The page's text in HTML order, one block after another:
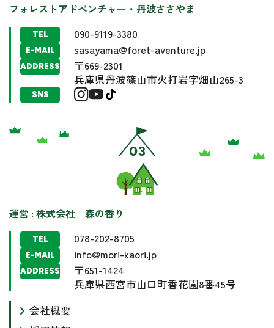
フォレストアドベンチャー・丹波ささやま
TEL 090-9119-3380
E-MAIL sasayama@foret-aventure.jp
ADDRESS
〒669-2301
兵庫県丹波篠山市火打岩字畑山265-3
SNS
運営 : 株式会社 森の香り
TEL 078-202-8705
E-MAIL info@mori-kaori.jp
ADDRESS
〒651-1424
兵庫県西宮市山口町香花園8番45号
会社概要